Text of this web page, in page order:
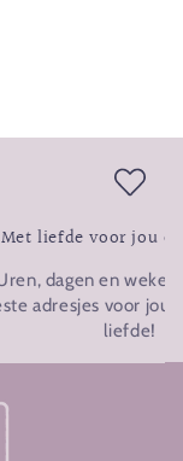
Met liefde voor jou
dagen en
adresjes voor jou
liefde!